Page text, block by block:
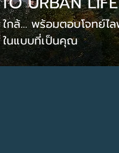
ใกล้… พร้อมตอบโจทย์ไ
ในแบบที่เป็นคุณ